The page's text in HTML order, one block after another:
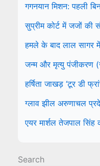
गगनयान मिशन: पहली
सुप्रीम कोर्ट में जजों
हमले के बाद लाल सागर
जन्म और मृत्यु पंजीकरण
हर्षिता जाखड़ ‘टूर डी
ग्लाव झील अरुणाचल
एयर मार्शल तेजपाल सिंह
Search